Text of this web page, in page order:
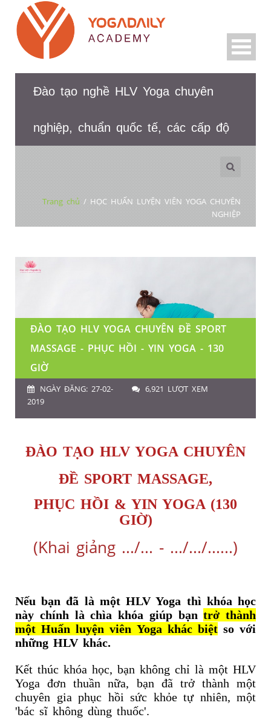
Đào tạo nghề HLV Yoga chuyên
nghiệp, chuẩn quốc tế, các cấp độ
Trang chủ / HỌC HUẤN LUYỆN VIÊN YOGA CHUYÊN
NGHIỆP
ĐÀO TẠO HLV YOGA CHUYÊN ĐỀ SPORT
MASSAGE - PHỤC HỒI - YIN YOGA - 130
GIỜ
NGÀY ĐĂNG: 27-02-
2019
6,921 LƯỢT XEM
ĐÀO TẠO HLV YOGA CHUYÊN
ĐỀ SPORT MASSAGE,
PHỤC HỒI & YIN YOGA (130
GIỜ)
(Khai giảng .../... - .../.../......)
Nếu bạn đã là một HLV Yoga thì khóa học
này chính là chìa khóa giúp bạntrở thành
một Huấn luyện viên Yoga khác biệtso với
những HLV khác.
Kết thúc khóa học, bạn không chỉ là một HLV
Yoga đơn thuần nữa, bạn đã trở thành một
chuyên gia phục hồi sức khỏe tự nhiên, một
'bác sĩ không dùng thuốc'.